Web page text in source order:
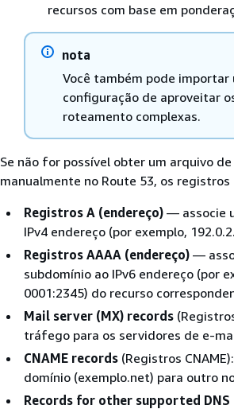
recursos com base em
nota
Você também pode
configuração de aproveitar
roteamento complexas.
Se não for possível obter um arquivo
manualmente no Route 53, os
Registros A (endereço) — associe
IPv4 endereço (por exemplo,
Registros AAAA (endereço) —
subdomínio ao IPv6 endereço (por
0001:2345) do recurso
Mail server (MX) records
tráfego para os servidores de e-
CNAME records (Registros
domínio (exemplo.net) para outro
Records for other supported